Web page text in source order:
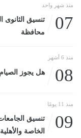
منذ شهر واحد
07
محافظة
منذ 6 أشهر
08 هل يجوز
منذ 11 يومًا
09
الخاصة والأهلية